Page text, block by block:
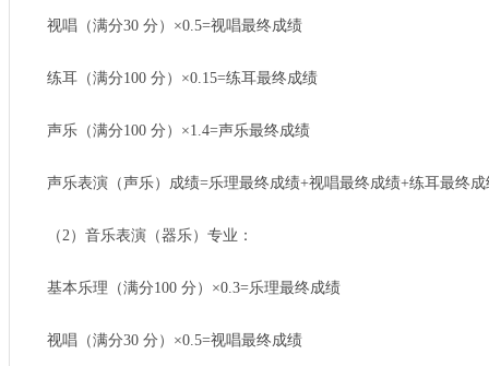
视唱（满分30 分）×0.5=视唱最终成绩
练耳（满分100 分）×0.15=练耳最终成绩
声乐（满分100 分）×1.4=声乐最终成绩
声乐表演（声乐）成绩=乐理最终成绩+视唱最终成绩+练耳最终成
（2）音乐表演（器乐）专业：
基本乐理（满分100 分）×0.3=乐理最终成绩
视唱（满分30 分）×0.5=视唱最终成绩